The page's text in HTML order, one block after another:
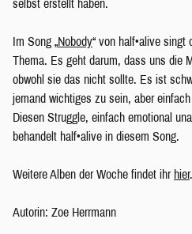
selbst erstellt haben.
Im Song „Nobody“ von half•alive singt
Thema. Es geht darum, dass uns die
obwohl sie das nicht sollte. Es ist
jemand wichtiges zu sein, aber
Diesen Struggle, einfach emotional
behandelt half•alive in diesem Song.
Weitere Alben der Woche findet ihr hier.
Autorin: Zoe Herrmann